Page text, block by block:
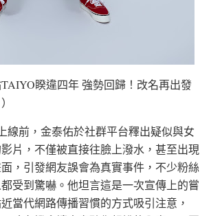
TAIYO睽違四年 強勢回歸！改名再出發
線前，金泰佑於社群平台釋出疑似與女
片，不僅被直接往臉上潑水，甚至出現
，引發網友誤會為真實事件，不少粉絲
受到驚嚇。他坦言這是一次宣傳上的嘗
當代網路傳播習慣的方式吸引注意，